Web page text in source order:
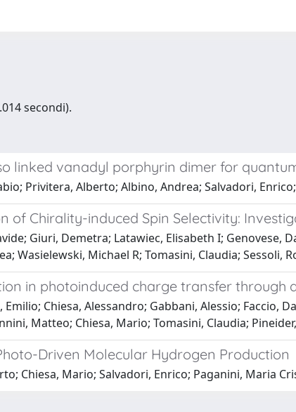
secondi).
linked vanadyl porphyrin dimer for
Privitera, Alberto; Albino, Andrea; Salvadori,
of Chirality-induced Spin Selectivity:
Giuri, Demetra; Latawiec, Elisabeth I; Genovese,
Wasielewski, Michael R; Tomasini, Claudia; Sessoli,
in photoinduced charge transfer through
Chiesa, Alessandro; Gabbani, Alessio; Faccio,
Matteo; Chiesa, Mario; Tomasini, Claudia;
Driven Molecular Hydrogen Production
Chiesa, Mario; Salvadori, Enrico; Paganini, Maria